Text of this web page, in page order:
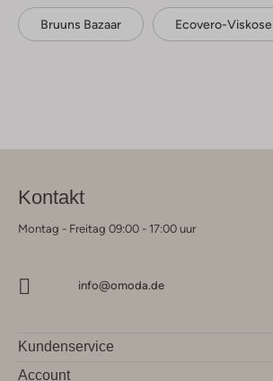
Bruuns Bazaar Ecovero-Viskose
Kontakt
Montag - Freitag 09:00 - 17:00 uur
info@omoda.de
Kundenservice
Account